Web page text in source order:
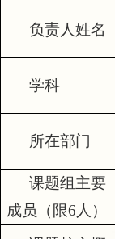
负责人姓名
学科
所在部门
课题组主要
成员（限6 人）